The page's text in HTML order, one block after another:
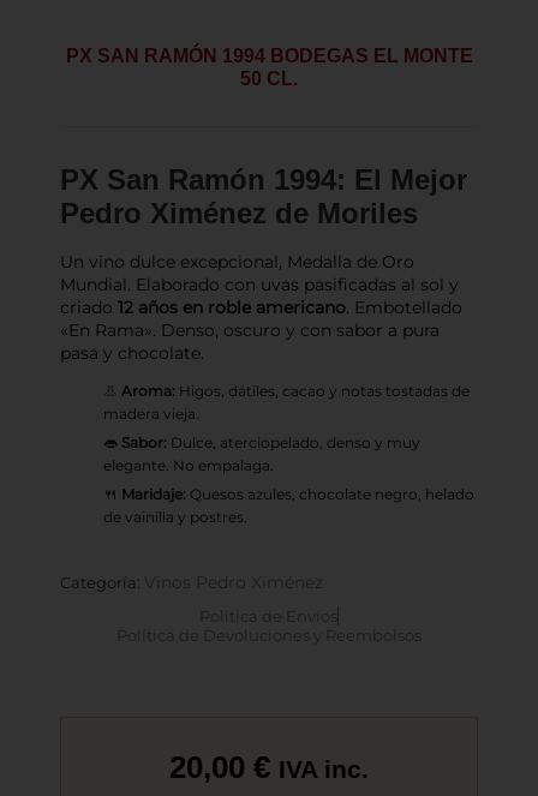
PX SAN RAMÓN 1994 BODEGAS EL MONTE
50 CL.
PX San Ramón 1994: El Mejor
Pedro Ximénez de Moriles
Un vino dulce excepcional, Medalla de Oro
Mundial. Elaborado con uvas pasificadas al sol y
criado 12 años en roble americano. Embotellado
«En Rama». Denso, oscuro y con sabor a pura
pasa y chocolate.
👃 Aroma: Higos, dátiles, cacao y notas tostadas de
madera vieja.
👄 Sabor: Dulce, aterciopelado, denso y muy
elegante. No empalaga.
🍴 Maridaje: Quesos azules, chocolate negro, helado
de vainilla y postres.
Categoría: Vinos Pedro Ximénez
Política de Envíos
Política de Devoluciones y Reembolsos
20,00 € IVA inc.